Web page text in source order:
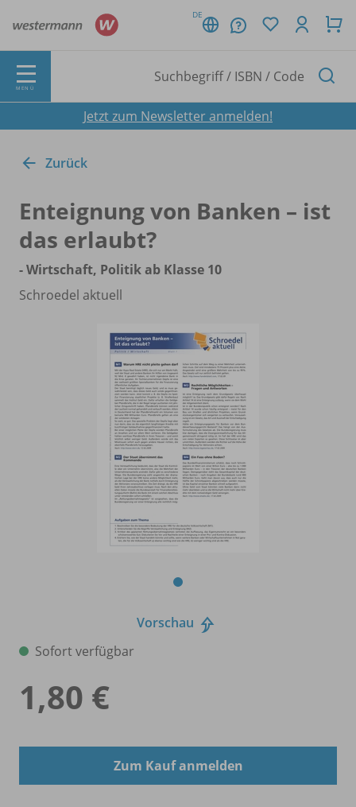
DE
MENÜ
Jetzt zum Newsletter anmelden!
Zurück
Enteignung von Banken – ist
das erlaubt?
- Wirtschaft, Politik ab Klasse 10
Schroedel aktuell
Vorschau
Sofort verfügbar
1,80 €
Zum Kauf anmelden